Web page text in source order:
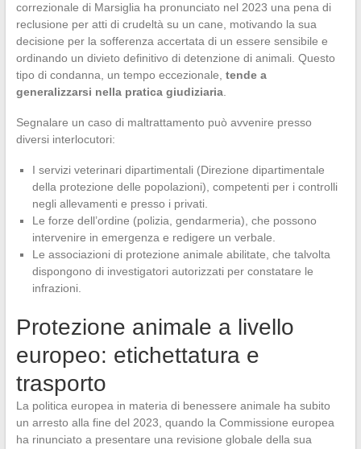
correzionale di Marsiglia ha pronunciato nel 2023 una pena di
reclusione per atti di crudeltà su un cane, motivando la sua
decisione per la sofferenza accertata di un essere sensibile e
ordinando un divieto definitivo di detenzione di animali. Questo
tipo di condanna, un tempo eccezionale, tende a
generalizzarsi nella pratica giudiziaria.
Segnalare un caso di maltrattamento può avvenire presso
diversi interlocutori:
I servizi veterinari dipartimentali (Direzione dipartimentale
della protezione delle popolazioni), competenti per i controlli
negli allevamenti e presso i privati.
Le forze dell’ordine (polizia, gendarmeria), che possono
intervenire in emergenza e redigere un verbale.
Le associazioni di protezione animale abilitate, che talvolta
dispongono di investigatori autorizzati per constatare le
infrazioni.
Protezione animale a livello
europeo: etichettatura e
trasporto
La politica europea in materia di benessere animale ha subito
un arresto alla fine del 2023, quando la Commissione europea
ha rinunciato a presentare una revisione globale della sua